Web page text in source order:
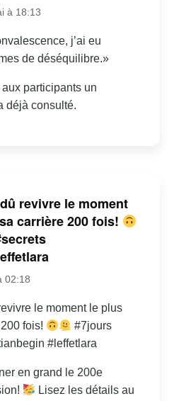
à 18:13
j’ai eu
de déséquilibre.»
participants un
déjà consulté.
revivre le moment
carrière 200 fois!
02:18
le moment le plus
fois!
#7jours
#leffetlara
en grand le 200e
Lisez les détails au